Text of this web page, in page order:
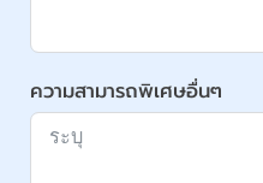
ความสามารถพิเศษอื่นๆ